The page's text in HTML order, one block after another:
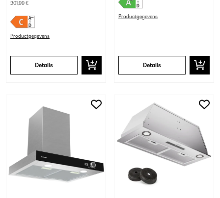
201,99 €
Productgegevens
Details
Productgegevens
Details